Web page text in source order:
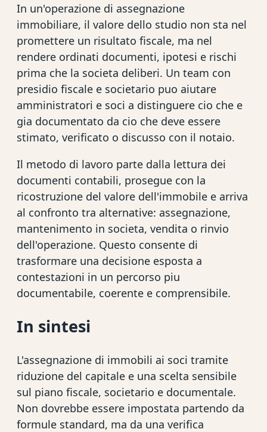
In un'operazione di assegnazione
immobiliare, il valore dello studio non sta nel
promettere un risultato fiscale, ma nel
rendere ordinati documenti, ipotesi e rischi
prima che la societa deliberi. Un team con
presidio fiscale e societario puo aiutare
amministratori e soci a distinguere cio che e
gia documentato da cio che deve essere
stimato, verificato o discusso con il notaio.
Il metodo di lavoro parte dalla lettura dei
documenti contabili, prosegue con la
ricostruzione del valore dell'immobile e arriva
al confronto tra alternative: assegnazione,
mantenimento in societa, vendita o rinvio
dell'operazione. Questo consente di
trasformare una decisione esposta a
contestazioni in un percorso piu
documentabile, coerente e comprensibile.
In sintesi
L'assegnazione di immobili ai soci tramite
riduzione del capitale e una scelta sensibile
sul piano fiscale, societario e documentale.
Non dovrebbe essere impostata partendo da
formule standard, ma da una verifica